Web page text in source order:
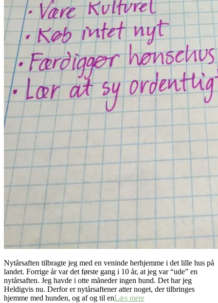
Nytårsaften tilbragte jeg med en veninde herhjemme i det lille hus på
landet. Forrige år var det første gang i 10 år, at jeg var “ude” en
nytårsaften. Jeg havde i otte måneder ingen hund. Det har jeg
Heldigvis nu. Derfor er nytårsaftener atter noget, der tilbringes
hjemme med hunden, og af og til enLæs mere